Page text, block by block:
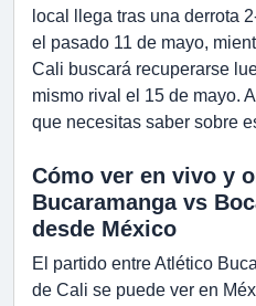
local llega tras una derrota
el pasado 11 de mayo,
Cali buscará recuperarse
mismo rival el 15 de mayo.
que necesitas saber sobre
Cómo ver en vivo y
Bucaramanga vs
desde México
El partido entre Atlético
de Cali se puede ver en